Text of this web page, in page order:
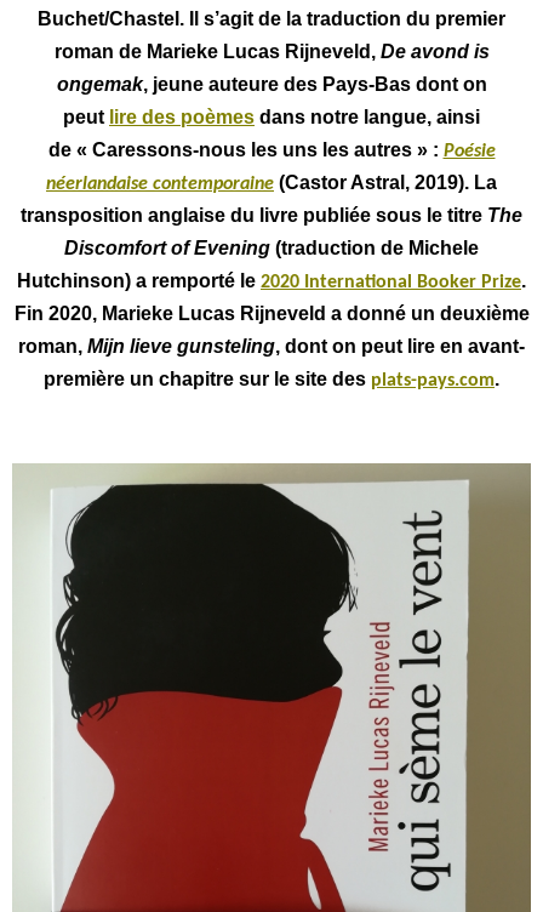
Buchet/Chastel. Il s’agit de la traduction du premier
roman de Marieke Lucas Rijneveld, De avond is
ongemak, jeune auteure des Pays-Bas dont on
peut lire des poèmes dans notre langue, ainsi
de « Caressons-nous les uns les autres » : Poésie
néerlandaise contemporaine (Castor Astral, 2019). La
transposition anglaise du livre publiée sous le titre The
Discomfort of Evening (traduction de Michele
Hutchinson) a remporté le 2020 International Booker Prize.
Fin 2020, Marieke Lucas Rijneveld a donné un deuxième
roman, Mijn lieve gunsteling, dont on peut lire en avant-
première un chapitre sur le site des plats-pays.com.